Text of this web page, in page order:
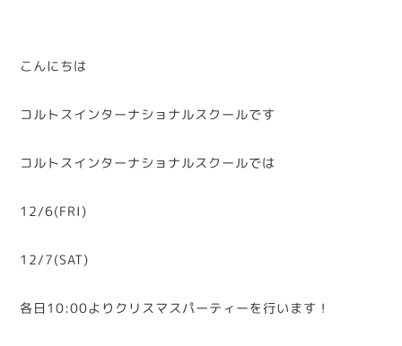
こんにちは
コルトスインターナショナルスクールです
コルトスインターナショナルスクールでは
12/6(FRI)
12/7(SAT)
各日10:00よりクリスマスパーティーを行います！